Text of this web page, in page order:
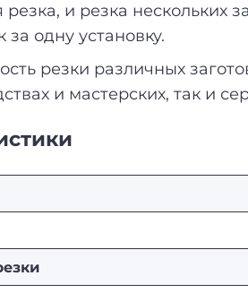
резка, и резка нескольких
за одну установку.
резки различных
и мастерских, так и